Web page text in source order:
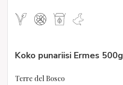
Koko punariisi Ermes 500g
Terre del Bosco